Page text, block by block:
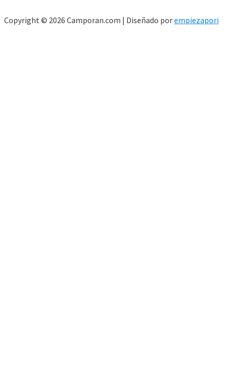
Copyright © 2026 Camporan.com | Diseñado porempiezapori